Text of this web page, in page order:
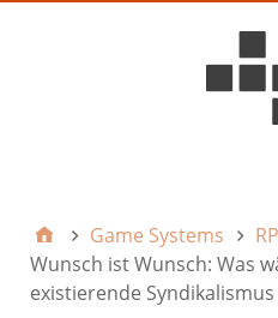
Game Systems
Wunsch ist Wunsch: Was
existierende